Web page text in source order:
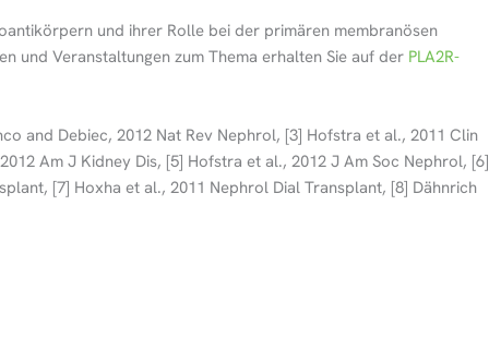
und ihrer Rolle bei der primären membranösen
und Veranstaltungen zum Thema erhalten Sie auf der PLA2R-
and Debiec, 2012 Nat Rev Nephrol, [3] Hofstra et al., 2011 Clin
Am J Kidney Dis, [5] Hofstra et al., 2012 J Am Soc Nephrol, [6]
[7] Hoxha et al., 2011 Nephrol Dial Transplant, [8] Dähnrich